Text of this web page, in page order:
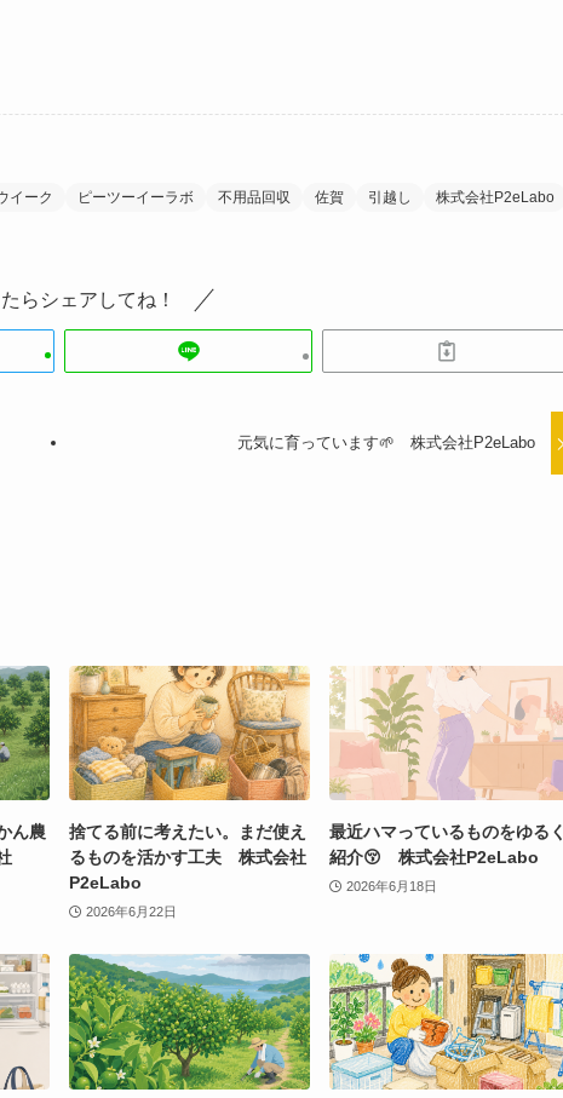
イーク ピーツーイーラボ 不用品回収 佐賀 引越し
株式会社P2eLabo
らシェアしてね！
元気に育っています🌱 株式会社P2eLabo
ん農
捨てる前に考えたい。まだ使え
るものを活かす工夫 株式会社
P2eLabo
2026年6月22日
最近ハマっているものをゆるく
紹介😚 株式会社P2eLabo
2026年6月18日